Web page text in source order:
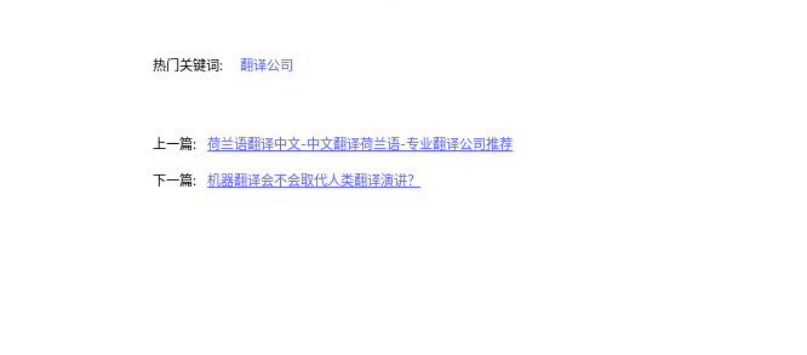
热门关键词: 翻译公司
上一篇: 荷兰语翻译中文-中文翻译荷兰语-专业翻译公司推荐
下一篇: 机器翻译会不会取代⼈类翻译演讲？